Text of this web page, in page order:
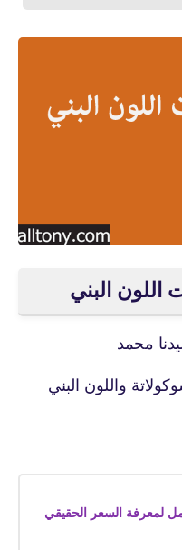
اللون البني
محمد
واللون البني
لمعرفة السعر الحقيقي